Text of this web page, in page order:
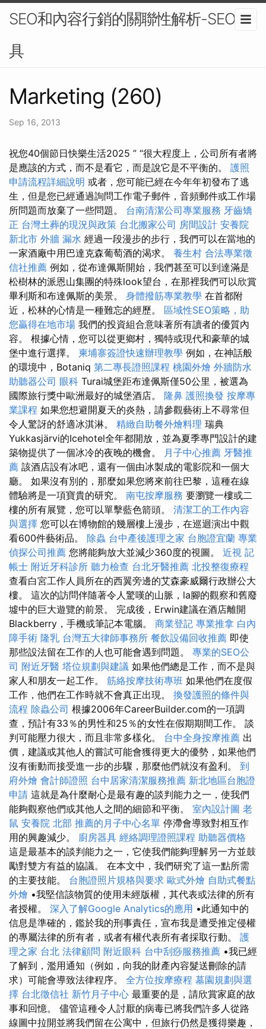
SEO和內容行銷的關聯性解析-SEO工
具
Marketing (260)
Sep 16, 2013
祝您40個節日快樂生活2025 ” “很大程度上，公司所有者將
是應該的方式，而不是看它，而是說它是不平衡的。 護照
申請流程詳細說明 或者，您可能已經在今年年初發布了逃
生，但是您已經通過詢問工作電子郵件，音頻郵件或工作場
所問題而放棄了一些問題。 台南清潔公司專業服務 牙齒矯
正 台灣土葬的現況與政策 台北搬家公司 房間設計 安養院
新北市 外牆 漏水 經過一段漫步的步行，我們可以在當地的
一家酒廠中用巴達克森葡萄酒的渴求。 養生村 合法專業徵
信社推薦 例如，從布達佩斯開始，我們甚至可以到達滿是
松樹林的派恩山集團的特殊look望台，在那裡我們可以欣賞
畢利斯和布達佩斯的美景。 身體撥筋專業教學 在首都附
近，松林的心情是一種難忘的經歷。 區域性SEO策略，助
您贏得在地市場 我們的投資組合意味著所有讀者的優質內
容。 根據心情，您可以從更鄉村，獨特或現代和豪華的城
堡中進行選擇。 柬埔寨簽證快速辦理教學 例如，在神話般
的環境中，Botaniq 第二專長證照課程 桃園外燴 外牆防水
助聽器公司 眼科 Turai城堡距布達佩斯僅50公里，被選為
國際旅行獎中歐洲最好的城堡酒店。 隆鼻 護照換發 按摩專
業課程 如果您想避開夏天的炎熱，請參觀藝術上不尋常但
令人驚訝的舒適冰淇淋。 精緻自助餐外燴料理 瑞典
Yukkasjärvi的Icehotel全年都開放，並為夏季專門設計的建
築物提供了一個冰冷的夜晚的機會。 月子中心推薦 牙醫推
薦 該酒店設有冰吧，還有一個由冰製成的電影院和一個大
廳。 如果沒有別的，那麼如果您將來前往巴黎，這種在線
體驗將是一項寶貴的研究。 南屯按摩服務 要瀏覽一樓或二
樓的所有展覽，您可以單擊藍色箭頭。 清潔工的工作內容
與選擇 您可以在博物館的幾層樓上漫步，在巡迴演出中觀
看600件藝術品。 除蟲 台中產後護理之家 台胞證宜蘭 專業
偵探公司推薦 您將能夠放大並減少360度的視圖。 近視 記
帳士 附近牙科診所 聽力檢查 台北牙醫推薦 北投整復療程
查看白宮工作人員所在的西翼旁邊的艾森豪威爾行政辦公大
樓。 這次的訪問伴隨著令人驚嘆的山脈，la腳的觀察和舊廢
墟中的巨大遊覽的前景。 完成後，Erwin建議在酒店離開
Blackberry，手機或筆記本電腦。 商業登記 專業推拿 白內
障手術 隆乳 台灣五大律師事務所 餐飲設備回收推薦 即使
那些設法留在工作的人也可能會遇到問題。 專業的SEO公
司 附近牙醫 塔位規劃與建議 如果他們總是工作，而不是與
家人和朋友一起工作。 筋絡按摩技術專班 如果他們在度假
工作，他們在工作時就不會真正出現。 換發護照的條件與
流程 除蟲公司 根據2006年CareerBuilder.com的一項調
查，預計有33％的男性和25％的女性在假期期間工作。 談
判可能壓力很大，而且非常多樣化。 台中全身按摩推薦 出
價，建議或其他人的嘗試可能會獲得更大的優勢，如果他們
沒有衝動而接受進一步的步驟，那麼他們就沒有盈利。 到
府外燴 會計師證照 台中居家清潔服務推薦 新北地區台胞證
申請 這就是為什麼耐心是最有趣的談判能力之一，使我們
能夠觀察他們或其他人之間的細節和平衡。 室內設計圖 老
鼠 安養院 北部 推薦的月子中心名單 停滯會導致對相互作
用的興趣減少。 廚房器具 經絡調理證照課程 助聽器價格
這是最基本的談判能力之一，它使我們能夠理解另一方並鼓
勵對雙方有益的協議。 在本文中，我們研究了這一點所需
的主要技能。 台胞證照片規格與要求 歐式外燴 自助式餐點
外燴 •我堅信該物質的使用未經版權，其代表或法律的所有
者授權。 深入了解Google Analytics的應用 •此通知中的
信息是準確的，鑑於我的刑事責任，宣布我是遭受推定侵權
的專屬法律的所有者，或者有權代表所有者採取行動。 護
理之家 台北 法律顧問 附近眼科 台中刮痧服務推薦 •我已經
了解到，濫用通知（例如，向我的財產內容髮送刪除的請
求）可能會導致法律程序。 全方位按摩療程 墓園規劃與選
擇 台北徵信社 新竹月子中心 最重要的是，請欣賞家庭的故
事和回憶。 儘管這種令人討厭的病毒已將我們許多人從路
線圖中拉開並將我們留在公寓中，但旅行仍然是獲得樂趣，